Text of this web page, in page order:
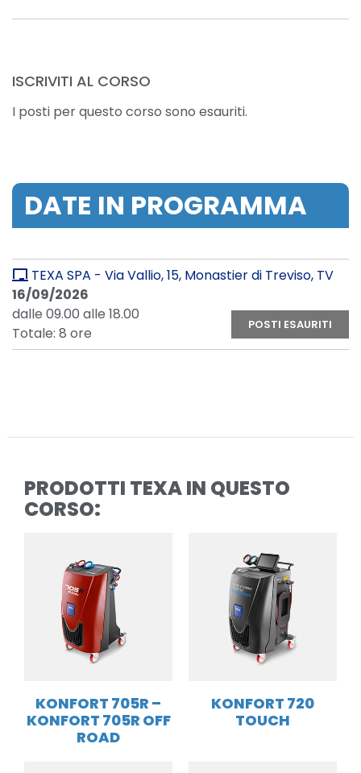
ISCRIVITI AL CORSO
I posti per questo corso sono esauriti.
DATE IN PROGRAMMA
TEXA SPA - Via Vallio, 15, Monastier di Treviso, TV
16/09/2026
dalle 09.00 alle 18.00
Totale: 8 ore
POSTI ESAURITI
PRODOTTI TEXA IN QUESTO
CORSO:
KONFORT 705R –
KONFORT 705R OFF
ROAD
KONFORT 720
TOUCH